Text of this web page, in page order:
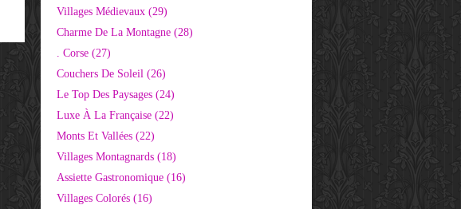
Villages Médievaux (29)
Charme De La Montagne (28)
. Corse (27)
Couchers De Soleil (26)
Le Top Des Paysages (24)
Luxe À La Française (22)
Monts Et Vallées (22)
Villages Montagnards (18)
Assiette Gastronomique (16)
Villages Colorés (16)